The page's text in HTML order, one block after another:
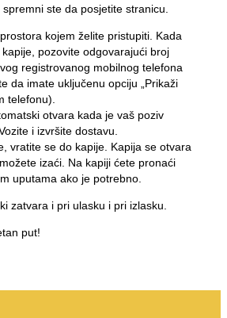
ste da posjetite stranicu.
kojem želite pristupiti. Kada
pozovite odgovarajući broj
registrovanog mobilnog telefona
da imate uključenu opciju „Prikaži
telefonu).
otvara kada je vaš poziv
i izvršite dostavu.
vratite se do kapije. Kapija se otvara
izaći. Na kapiji ćete pronaći
uputama ako je potrebno.
zatvara i pri ulasku i pri izlasku.
put!